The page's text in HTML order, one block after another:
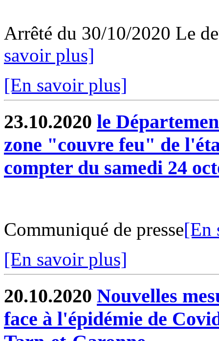
Arrêté du 30/10/2020 Le
savoir plus]
[En savoir plus]
23.10.2020 le
zone "couvre feu" de
compter du samedi 24
Communiqué de presse[En
[En savoir plus]
20.10.2020 Nouvelles
face à l'épidémie de